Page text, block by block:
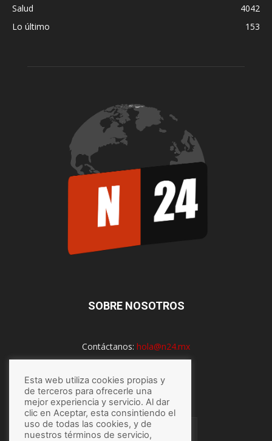
Salud
4042
Lo último
153
SOBRE NOSOTROS
Contáctanos: hola@n24.mx
SÍGUENOS
Esta web utiliza cookies propias y
de terceros para ofrecerle una
mejor experiencia y servicio. Al dar
clic en Aceptar, esta consintiendo el
uso de todas las cookies, y de
nuestros términos de servicio,